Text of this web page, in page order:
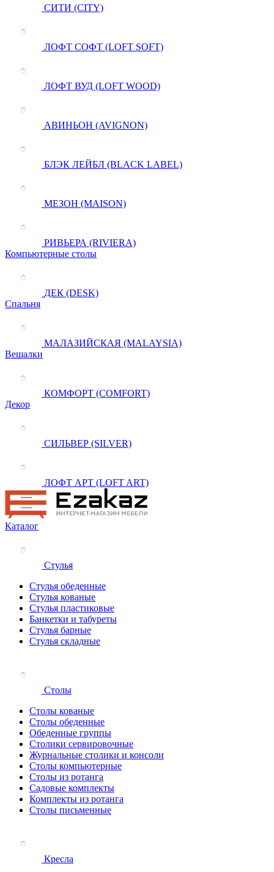
СИТИ (CITY)
ЛОФТ СОФТ (LOFT SOFT)
ЛОФТ ВУД (LOFT WOOD)
АВИНЬОН (AVIGNON)
БЛЭК ЛЕЙБЛ (BLACK LABEL)
МЕЗОН (MAISON)
РИВЬЕРА (RIVIERA)
Компьютерные столы
ДЕК (DESK)
Спальня
МАЛАЗИЙСКАЯ (MALAYSIA)
Вешалки
КОМФОРТ (COMFORT)
Декор
СИЛЬВЕР (SILVER)
ЛОФТ АРТ (LOFT ART)
Каталог
Стулья
Стулья обеденные
Стулья кованые
Стулья пластиковые
Банкетки и табуреты
Стулья барные
Стулья складные
Столы
Столы кованые
Столы обеденные
Обеденные группы
Столики сервировочные
Журнальные столики и консоли
Столы компьютерные
Столы из ротанга
Садовые комплекты
Комплекты из ротанга
Столы письменные
Кресла